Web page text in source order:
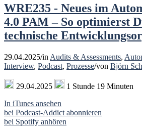
WRE235 - Neues im
4.0 PAM – So optimierst
technische
29.04.2025/in Audits & Assessments,
Interview, Podcast, Prozesse/von Björn
29.04.2025
1 Stunde 19 Minuten
In iTunes ansehen
bei Podcast-Addict abonnieren
bei Spotify anhören